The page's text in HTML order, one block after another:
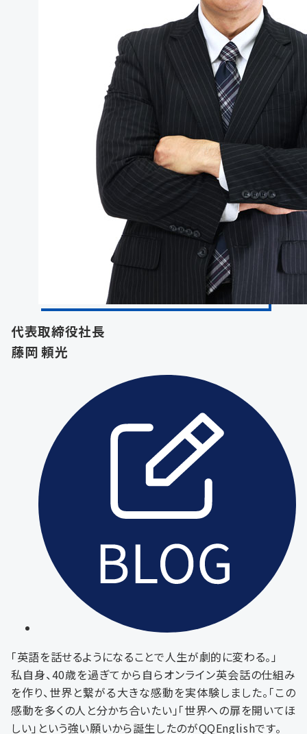
代表取締役社長
藤岡 頼光
「英語を話せるようになることで人生が劇的に変わる。」
私自身、40歳を過ぎてから自らオンライン英会話の仕組み
を作り、世界と繋がる大きな感動を実体験しました。「この
感動を多くの人と分かち合いたい」「世界への扉を開いてほ
しい」という強い願いから誕生したのがQQEnglishです。